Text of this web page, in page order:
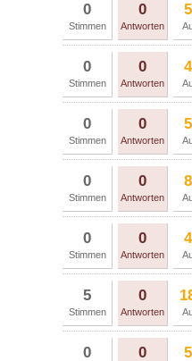
0
Stimmen
0
Antworten
0
Stimmen
0
Antworten
0
Stimmen
0
Antworten
0
Stimmen
0
Antworten
0
Stimmen
0
Antworten
5
Stimmen
0
Antworten
0 0